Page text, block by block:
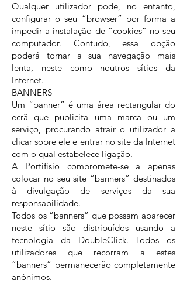
Qualquer utilizador pode, no entanto,
configurar o seu “browser” por forma a
impedir a instalação de “cookies” no seu
computador. Contudo, essa opção
poderá tornar a sua navegação mais
lenta, neste como noutros sítios da
Internet.
BANNERS
Um “banner” é uma área rectangular do
ecrã que publicita uma marca ou um
serviço, procurando atrair o utilizador a
clicar sobre ele e entrar no site da Internet
com o qual estabelece ligação.
A Portifisio compromete-se a apenas
colocar no seu site “banners” destinados
à divulgação de serviços da sua
responsabilidade.
Todos os “banners” que possam aparecer
neste sítio são distribuídos usando a
tecnologia da DoubleClick. Todos os
utilizadores que recorram a estes
“banners” permanecerão completamente
anónimos.